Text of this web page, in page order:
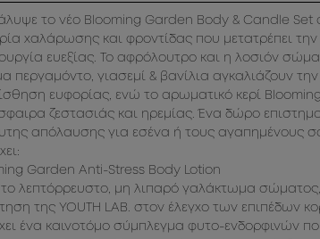
το νέο Blooming Garden Body & Candle Set
χαλάρωσης και φροντίδας που μετατρέπει
ευεξίας. Το αφρόλουτρο και η λοσιόν
περγαμόντο, γιασεμί & βανίλια αγκαλιάζουν
ευφορίας, ενώ το αρωματικό κερί
ζεστασιάς και ηρεμίας. Ένα δώρο
απόλαυσης για εσένα ή τους αγαπημένους
Garden Anti-Stress Body Lotion
λεπτόρρευστο, μη λιπαρό γαλάκτωμα σώματος,
της YOUTH LAB. στον έλεγχο των επιπέδων
ένα καινοτόμο σύμπλεγμα φυτο-ενδορφινών